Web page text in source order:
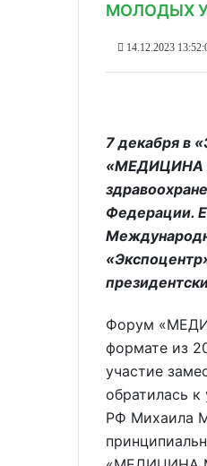
МОЛОДЫХ
14.12.2023
7 декабря в
«МЕДИЦИНА
Федерации.
Форум
формате из
участие
обратилась
РФ Михаила